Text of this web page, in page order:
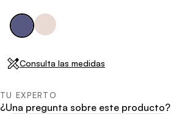
Consulta las medidas
TU EXPERTO
¿Una pregunta sobre este producto?